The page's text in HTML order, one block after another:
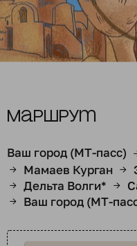
Маршрут
Ваш город (МТ-пасс)
→ Мамаев Курган →
→ Дельта Волги* →
→ Ваш город (МТ-